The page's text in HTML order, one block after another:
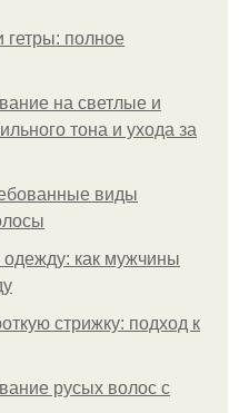
гетры: полное
на светлые и
тона и ухода за
виды
как мужчины
стрижку: подход к
русых волос с